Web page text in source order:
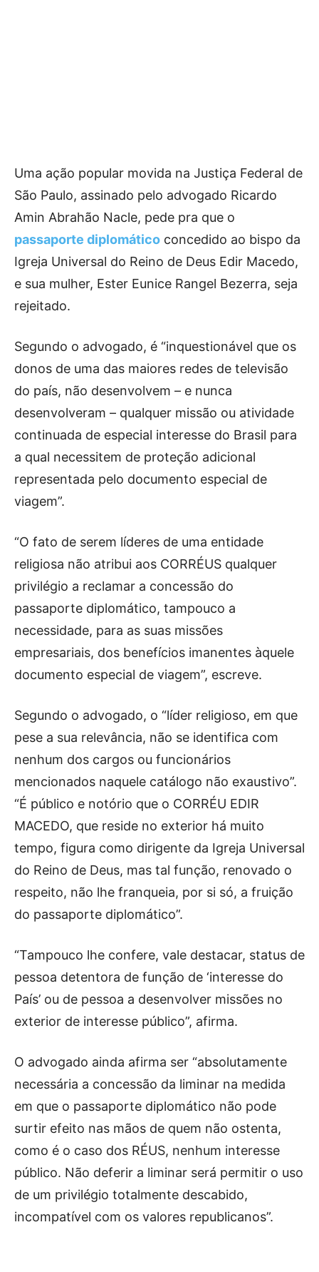
Uma ação popular movida na Justiça Federal de
São Paulo, assinado pelo advogado Ricardo
Amin Abrahão Nacle, pede pra que o
passaporte diplomático concedido ao bispo da
Igreja Universal do Reino de Deus Edir Macedo,
e sua mulher, Ester Eunice Rangel Bezerra, seja
rejeitado.
Segundo o advogado, é “inquestionável que os
donos de uma das maiores redes de televisão
do país, não desenvolvem – e nunca
desenvolveram – qualquer missão ou atividade
continuada de especial interesse do Brasil para
a qual necessitem de proteção adicional
representada pelo documento especial de
viagem”.
“O fato de serem líderes de uma entidade
religiosa não atribui aos CORRÉUS qualquer
privilégio a reclamar a concessão do
passaporte diplomático, tampouco a
necessidade, para as suas missões
empresariais, dos benefícios imanentes àquele
documento especial de viagem”, escreve.
Segundo o advogado, o “líder religioso, em que
pese a sua relevância, não se identifica com
nenhum dos cargos ou funcionários
mencionados naquele catálogo não exaustivo”.
“É público e notório que o CORRÉU EDIR
MACEDO, que reside no exterior há muito
tempo, figura como dirigente da Igreja Universal
do Reino de Deus, mas tal função, renovado o
respeito, não lhe franqueia, por si só, a fruição
do passaporte diplomático”.
“Tampouco lhe confere, vale destacar, status de
pessoa detentora de função de ‘interesse do
País’ ou de pessoa a desenvolver missões no
exterior de interesse público”, afirma.
O advogado ainda afirma ser “absolutamente
necessária a concessão da liminar na medida
em que o passaporte diplomático não pode
surtir efeito nas mãos de quem não ostenta,
como é o caso dos RÉUS, nenhum interesse
público. Não deferir a liminar será permitir o uso
de um privilégio totalmente descabido,
incompatível com os valores republicanos”.